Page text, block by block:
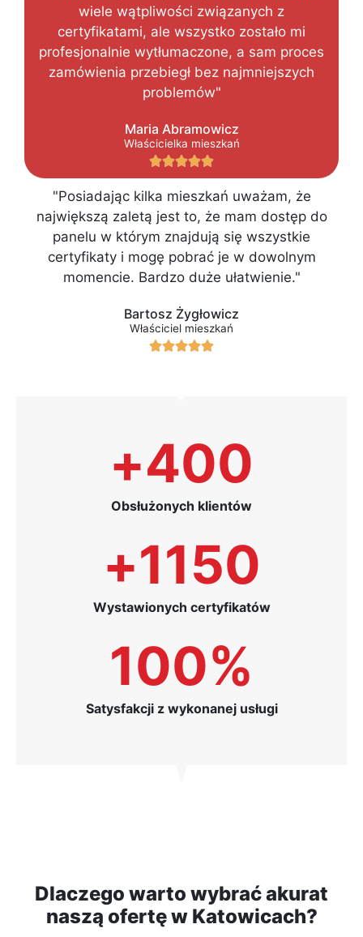
wiele wątpliwości związanych z
certyfikatami, ale wszystko zostało mi
profesjonalnie wytłumaczone, a sam proces
zamówienia przebiegł bez najmniejszych
problemów"
Maria Abramowicz
Właścicielka mieszkań

"Posiadając kilka mieszkań uważam, że
największą zaletą jest to, że mam dostęp do
panelu w którym znajdują się wszystkie
certyfikaty i mogę pobrać je w dowolnym
momencie. Bardzo duże ułatwienie."
Bartosz Żygłowicz
Właściciel mieszkań

Obsłużonych klientów
+400
Wystawionych certyfikatów
+1150
Satysfakcji z wykonanej usługi
100%
Dlaczego warto wybrać akurat
naszą ofertę w Katowicach?